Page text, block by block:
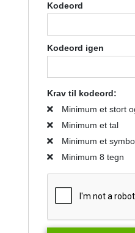
Kodeord
Kodeord igen
Krav til kodeord:
Minimum et stort
Minimum et tal
Minimum et
Minimum 8 tegn